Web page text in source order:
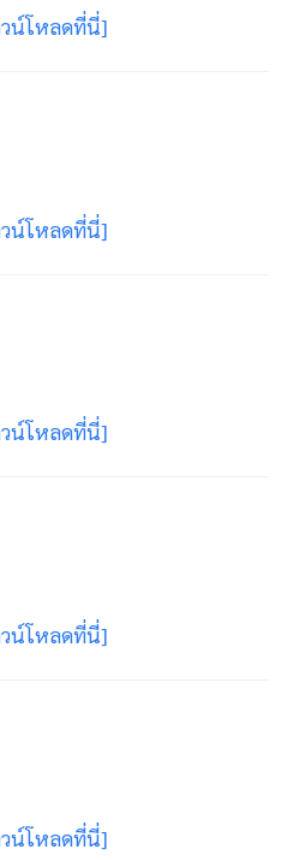
น์โหลดที่นี่]
น์โหลดที่นี่]
น์โหลดที่นี่]
น์โหลดที่นี่]
น์โหลดที่นี่]